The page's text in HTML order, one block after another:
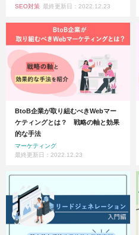
SEO対策 最終更新日：2022.12.23
BtoB企業が取り組むべきWebマー
ケティングとは？ 戦略の軸と効果
的な手法
マーケティング
最終更新日：2022.12.23